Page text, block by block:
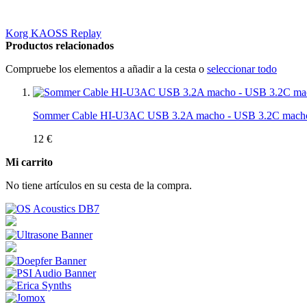
Korg KAOSS Replay
Productos relacionados
Compruebe los elementos a añadir a la cesta o seleccionar todo
Sommer Cable HI-U3AC USB 3.2A macho - USB 3.2C
12 €
Mi carrito
No tiene artículos en su cesta de la compra.